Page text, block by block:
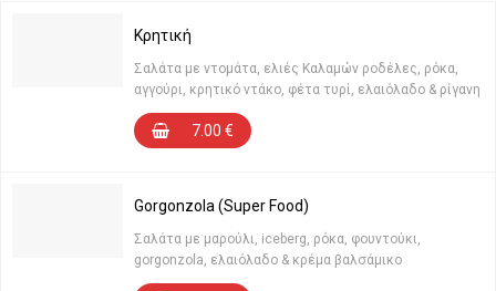
Κρητική
Σαλάτα με ντομάτα, ελιές Καλαμών ροδέλες, ρόκα,
αγγούρι, κρητικό ντάκο, φέτα τυρί, ελαιόλαδο & ρίγανη
7.00 €
Gorgonzola (Super Food)
Σαλάτα με μαρούλι, iceberg, ρόκα, φουντούκι,
gorgonzola, ελαιόλαδο & κρέμα βαλσάμικο